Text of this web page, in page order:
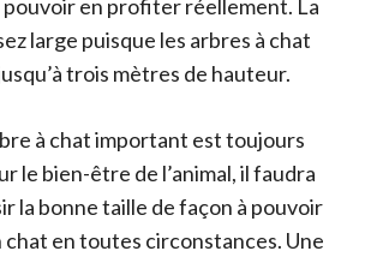
pouvoir en profiter réellement. La
large puisque les arbres à chat
trois mètres de hauteur.
à chat important est toujours
le bien-être de l’animal, il faudra
la bonne taille de façon à pouvoir
en toutes circonstances. Une